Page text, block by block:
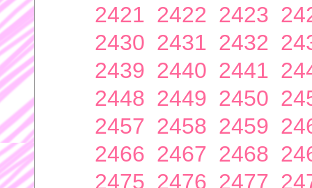
2421 2422 2423
2430 2431 2432
2439 2440 2441
2448 2449 2450
2457 2458 2459
2466 2467 2468
2475 2476 2477